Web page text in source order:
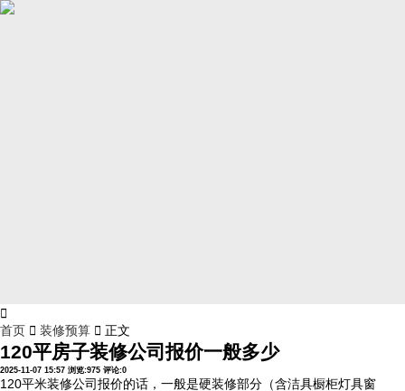

首页  装修预算  正文
120平房子装修公司报价一般多少
2025-11-07 15:57 浏览:975 评论:0
120平米装修公司报价的话，一般是硬装修部分（含洁具橱柜灯具窗